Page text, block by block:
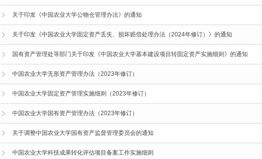
关于印发《中国农业大学公物仓管理办法》的通知
关于印发《中国农业大学固定资产丢失、损坏赔偿处理办法（2024年修订）》的通知
国有资产管理处等部门关于印发《中国农业大学基本建设项目转固定资产实施细则》的通知
中国农业大学无形资产管理办法（2023年修订）
中国农业大学固定资产管理实施细则（2023年修订）
中国农业大学国有资产管理办法（2023年修订）
关于调整中国农业大学国有资产监督管理委员会的通知
中国农业大学科技成果转化评估项目备案工作实施细则